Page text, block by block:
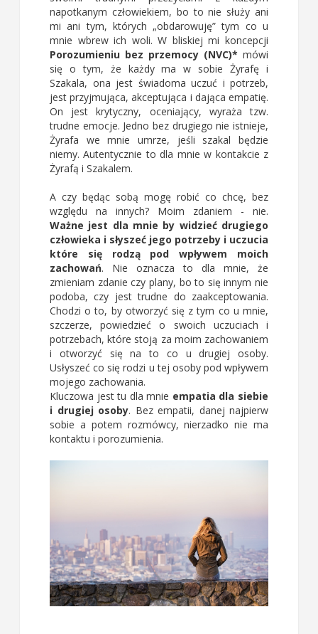
napotkanym człowiekiem, bo to nie służy ani
mi ani tym, których „obdarowuję” tym co u
mnie wbrew ich woli. W bliskiej mi koncepcji
Porozumieniu bez przemocy (NVC)* mówi
się o tym, że każdy ma w sobie Żyrafę i
Szakala, ona jest świadoma uczuć i potrzeb,
jest przyjmująca, akceptująca i dająca empatię.
On jest krytyczny, oceniający, wyraża tzw.
trudne emocje. Jedno bez drugiego nie istnieje,
Żyrafa we mnie umrze, jeśli szakal będzie
niemy. Autentycznie to dla mnie w kontakcie z
Żyrafą i Szakalem.
A czy będąc sobą mogę robić co chcę, bez
względu na innych? Moim zdaniem - nie.
Ważne jest dla mnie by widzieć drugiego
człowieka i słyszeć jego potrzeby i uczucia
które się rodzą pod wpływem moich
zachowań. Nie oznacza to dla mnie, że
zmieniam zdanie czy plany, bo to się innym nie
podoba, czy jest trudne do zaakceptowania.
Chodzi o to, by otworzyć się z tym co u mnie,
szczerze, powiedzieć o swoich uczuciach i
potrzebach, które stoją za moim zachowaniem
i otworzyć się na to co u drugiej osoby.
Usłyszeć co się rodzi u tej osoby pod wpływem
mojego zachowania.
Kluczowa jest tu dla mnie empatia dla siebie
i drugiej osoby. Bez empatii, danej najpierw
sobie a potem rozmówcy, nierzadko nie ma
kontaktu i porozumienia.